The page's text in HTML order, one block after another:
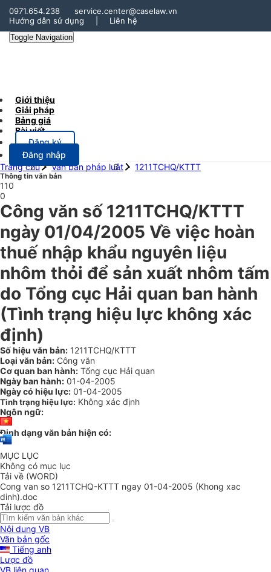
0971.654.238
service.center@caselaw.vn
Hướng dẫn sử dụng
Liên hệ
Toggle Navigation
Giới thiệu
Giải pháp
Bảng giá
Bài viết
Đăng ký
Đăng nhập
Trang chủ
Văn bản pháp luật 1211TCHQ/KTTT
Thông tin văn bản
110
0
Công văn số 1211TCHQ/KTTT
ngày 01/04/2005 Về việc hoàn
thuế nhập khẩu nguyên liệu
nhôm thỏi để sản xuất nhôm tấm
do Tổng cục Hải quan ban hành
(Tình trạng hiệu lực không xác
định)
Số hiệu văn bản: 1211TCHQ/KTTT
Loại văn bản: Công văn
Cơ quan ban hành: Tổng cục Hải quan
Ngày ban hành: 01-04-2005
Ngày có hiệu lực: 01-04-2005
Tình trạng hiệu lực: Không xác định
Ngôn ngữ:
Định dạng văn bản hiện có:
MỤC LỤC
Không có mục lục
Tải về (WORD)
Cong van so 1211TCHQ-KTTT ngay 01-04-2005 (Khong xac
dinh).doc
Tải lược đồ
Nội dung VB
Văn bản gốc
Tiếng anh
Lược đồ
VB liên quan